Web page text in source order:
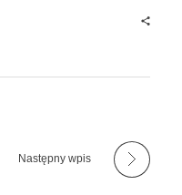
Następny wpis